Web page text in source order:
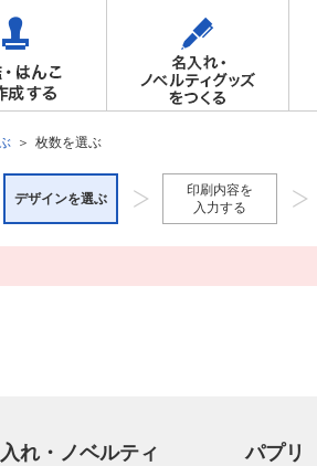
枚数を選ぶ
デザインを選ぶ
印刷内容を
入力する
れ・ノベルティ
パプリ